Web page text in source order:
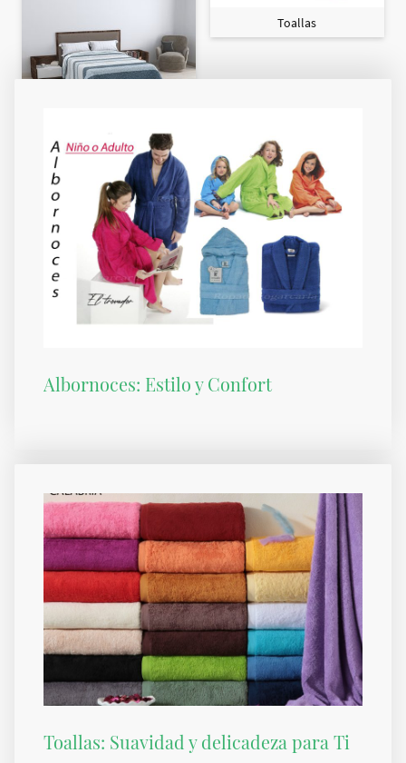
Colcha Maxi
Toallas
Albornoces: Estilo y Confort
Toallas: Suavidad y delicadeza para Ti